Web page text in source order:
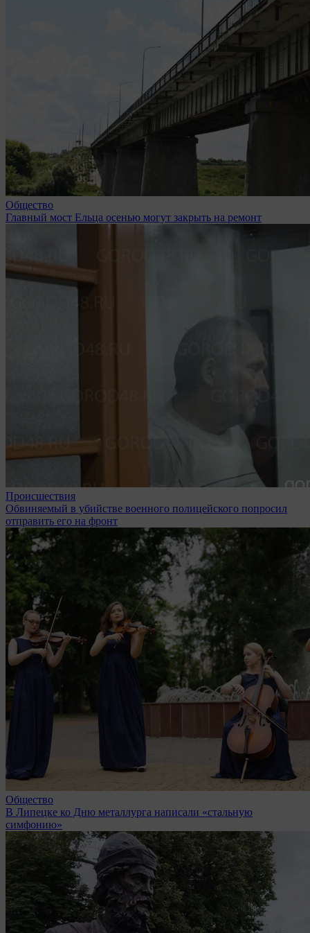
Общество
Главный мост Ельца осенью могут закрыть на ремонт
Происшествия
Обвиняемый в убийстве военного полицейского попросил
отправить его на фронт
Общество
В Липецке ко Дню металлурга написали «стальную
симфонию»